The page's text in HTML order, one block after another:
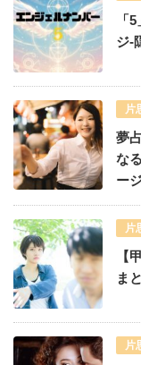
「
ジ-
片
夢
な
ー
片
【
ま
片